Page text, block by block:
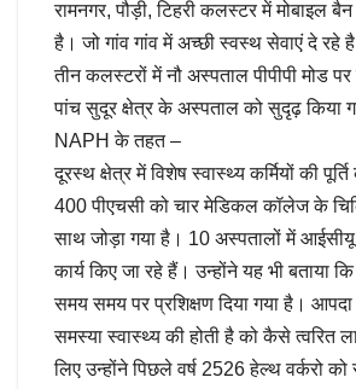
रामनगर, पौड़ी, टिहरी कलस्टर में मोबाइल
है। जो गांव गांव में अच्छी स्वस्थ सेवाएं दे रहे
तीन कलस्टरों में नौ अस्पताल पीपीपी मोड
पांच सुदूर क्षेत्र के अस्पताल को सुदृढ़ किया
NAPH के तहत –
दूरस्थ क्षेत्र में विशेष स्वास्थ्य कर्मियों की
400 पीएचसी को चार मेडिकल कॉलेज के
साथ जोड़ा गया है। 10 अस्पतालों में
कार्य किए जा रहे हैं। उन्होंने यह भी बताया कि
समय समय पर प्रशिक्षण दिया गया है।
समस्या स्वास्थ्य की होती है को कैसे त्वरित
लिए उन्होंने पिछले वर्ष 2526 हेल्थ वर्करो को